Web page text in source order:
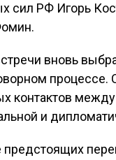
сил РФ Игорь
вновь
контактов между
и